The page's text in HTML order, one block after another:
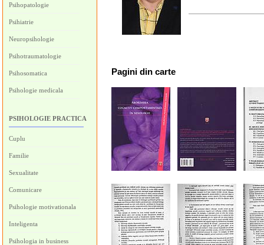
Psihopatologie
Psihiatrie
Neuropsihologie
Psihotraumatologie
Psihosomatica
Psihologie medicala
PSIHOLOGIE PRACTICA
Cuplu
Familie
Sexualitate
Comunicare
Psihologie motivationala
Inteligenta
Psihologia in business
Pagini din carte